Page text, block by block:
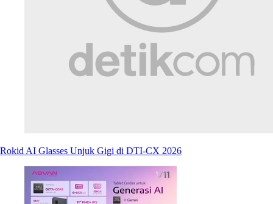
Rokid AI Glasses Unjuk Gigi di DTI-CX 2026